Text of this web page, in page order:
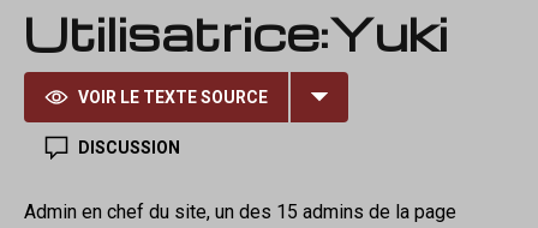
Utilisatrice:Yuki
VOIR LE TEXTE SOURCE
DISCUSSION
Admin en chef du site, un des 15 admins de la page